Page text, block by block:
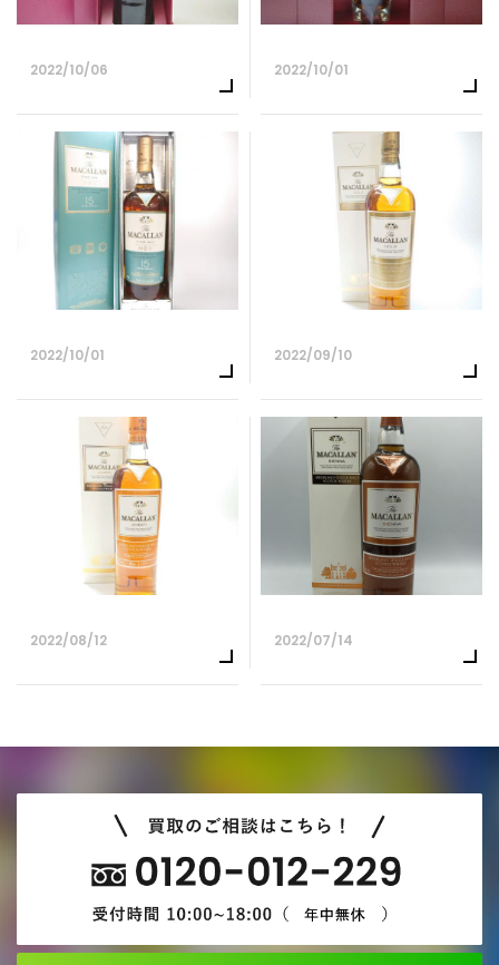
2022/10/06 2022/10/01
2022/10/01 2022/09/10
2022/08/12 2022/07/14